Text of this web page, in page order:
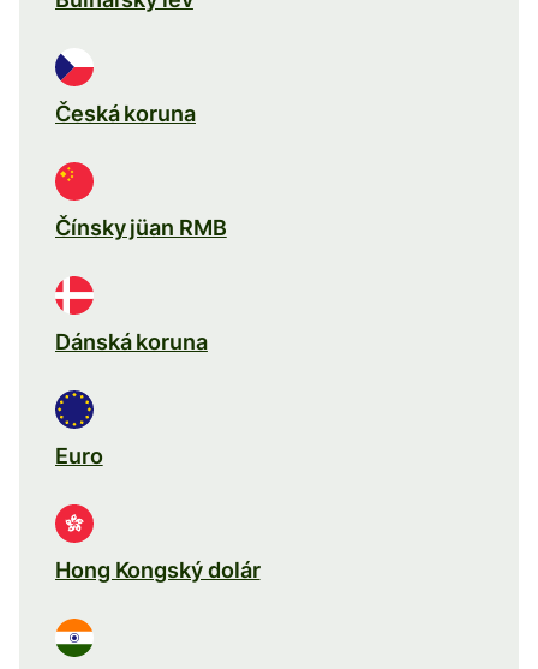
Česká koruna
Čínsky jüan RMB
Dánská koruna
Euro
Hong Kongský dolár